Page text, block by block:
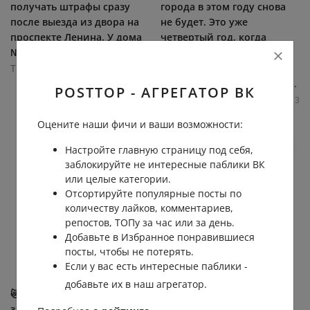
получать штрафы сразу
после выезда из двора на
проспекте Ленина. У дома
№76 камера фиксирует...
города в этом году снова
не будет. Это уже
четвертый год, когда
Типичный Нижний Новгород
3.0К 0.0К 3
😿 В Керженском
🚤 Пьяная прогулка на
POSTTOP - АГРЕГАТОР ВК
Оцените наши фичи и ваши возможности:
Настройте главную страницу под себя,
заблокируйте не интересные паблики ВК
или целые категории.
Отсортируйте популярные посты по
количеству лайков, комментариев,
репостов, ТОПу за час или за день.
Добавьте в Избранное понравившиеся
посты, чтобы не потерять.
Если у вас есть интересные паблики -
добавьте их в наш агрегатор.